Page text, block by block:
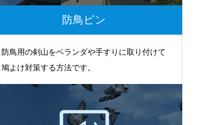
防鳥ピン
防鳥用の剣山をベランダや手すりに取り付けて
鳩よけ対策する方法です。